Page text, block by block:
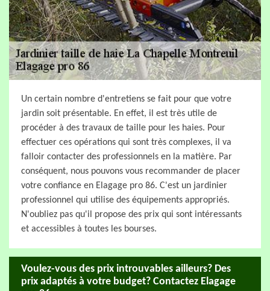
Un certain nombre d'entretiens se fait pour que votre
jardin soit présentable. En effet, il est très utile de
procéder à des travaux de taille pour les haies. Pour
effectuer ces opérations qui sont très complexes, il va
falloir contacter des professionnels en la matière. Par
conséquent, nous pouvons vous recommander de placer
votre confiance en Elagage pro 86. C'est un jardinier
professionnel qui utilise des équipements appropriés.
N'oubliez pas qu'il propose des prix qui sont intéressants
et accessibles à toutes les bourses.
Voulez-vous des prix introuvables ailleurs? Des
prix adaptés à votre budget? Contactez Elagage